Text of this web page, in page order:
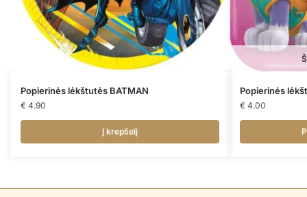
Popierinės lėkštutės BATMAN
€ 4.90
Į krepšelį
Popierinės
€ 4.00